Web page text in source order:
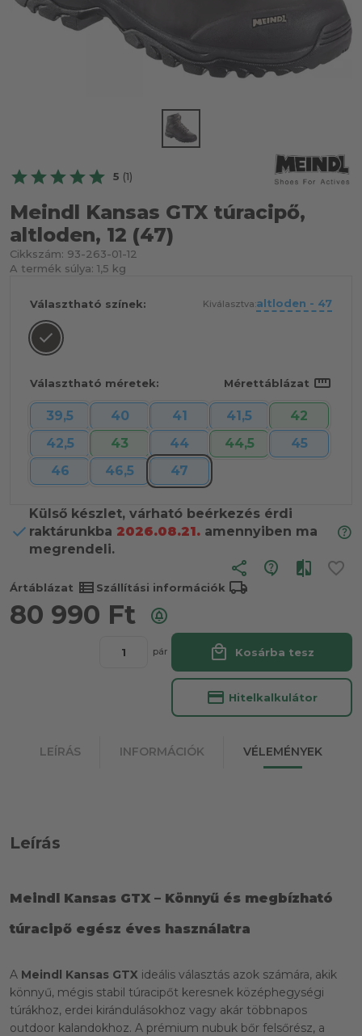
5 (1)
Meindl Kansas GTX túracipő,
altloden, 12 (47)
Cikkszám: 93-263-01-12
A termék súlya: 1,5 kg
Választható színek: Kiválasztva:altloden - 47
Választható méretek: Mérettáblázat straighten
39,5 40 41 41,5
42
42,5
43 44 44,5
45
46
46,5 47
Külső készlet, várható beérkezés érdi
raktárunkba 2026.08.21. amennyiben ma
megrendeli.
share
Ártáblázat view_list Szállítási információk local_shipping
80 990 Ft
pár local_mall Kosárba tesz
credit_card Hitelkalkulátor
LEÍRÁS INFORMÁCIÓK VÉLEMÉNYEK
Leírás
Meindl Kansas GTX – Könnyű és megbízható
túracipő egész éves használatra
A Meindl Kansas GTX ideális választás azok számára, akik
könnyű, mégis stabil túracipőt keresnek középhegységi
túrákhoz, erdei kirándulásokhoz vagy akár többnapos
outdoor kalandokhoz. A prémium nubuk bőr felsőrész, a